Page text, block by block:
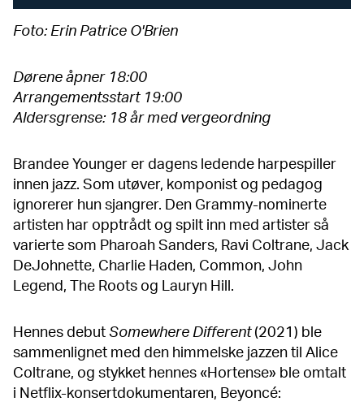
Foto: Erin Patrice O'Brien
Dørene åpner 18:00
Arrangementsstart 19:00
Aldersgrense: 18 år med vergeordning
Brandee Younger er dagens ledende harpespiller
innen jazz. Som utøver, komponist og pedagog
ignorerer hun sjangrer. Den Grammy-nominerte
artisten har opptrådt og spilt inn med artister så
varierte som Pharoah Sanders, Ravi Coltrane, Jack
DeJohnette, Charlie Haden, Common, John
Legend, The Roots og Lauryn Hill.
Hennes debut Somewhere Different(2021) ble
sammenlignet med den himmelske jazzen til Alice
Coltrane, og stykket hennes «Hortense» ble omtalt
i Netflix-konsertdokumentaren, Beyoncé: